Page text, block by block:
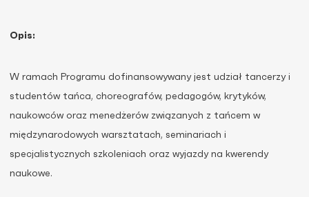
Opis:
W ramach Programu dofinansowywany jest udział tancerzy i
studentów tańca, choreografów, pedagogów, krytyków,
naukowców oraz menedżerów związanych z tańcem w
międzynarodowych warsztatach, seminariach i
specjalistycznych szkoleniach oraz wyjazdy na kwerendy
naukowe.